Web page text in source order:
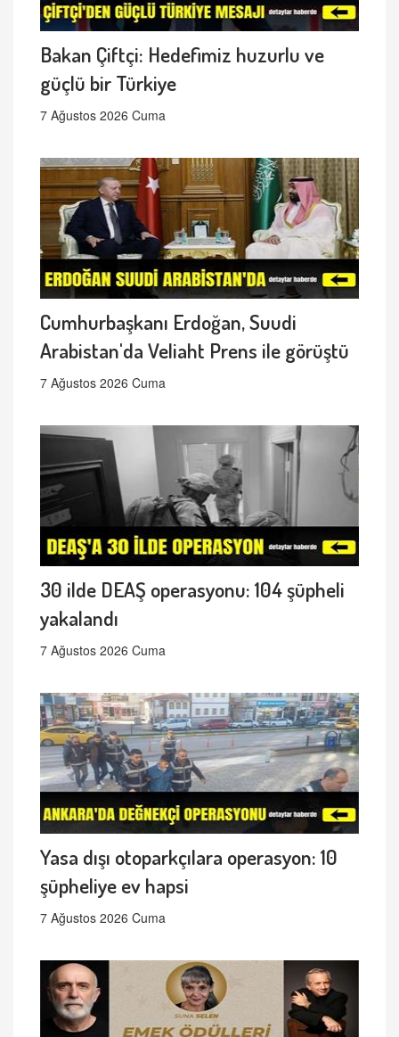
Bakan Çiftçi: Hedefimiz huzurlu ve
güçlü bir Türkiye
7 Ağustos 2026 Cuma
Cumhurbaşkanı Erdoğan, Suudi
Arabistan'da Veliaht Prens ile görüştü
7 Ağustos 2026 Cuma
30 ilde DEAŞ operasyonu: 104 şüpheli
yakalandı
7 Ağustos 2026 Cuma
Yasa dışı otoparkçılara operasyon: 10
şüpheliye ev hapsi
7 Ağustos 2026 Cuma